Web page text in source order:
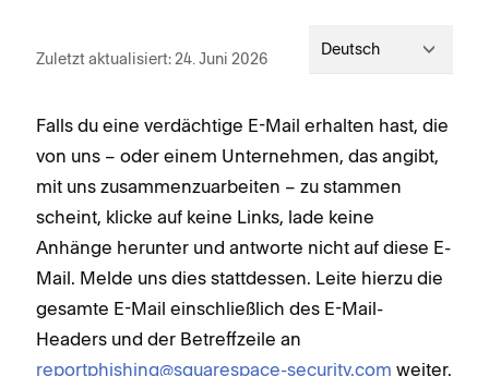
Zuletzt aktualisiert: 24. Juni 2026 Deutsch
Falls du eine verdächtige E-Mail erhalten hast, die
von uns – oder einem Unternehmen, das angibt,
mit uns zusammenzuarbeiten – zu stammen
scheint, klicke auf keine Links, lade keine
Anhänge herunter und antworte nicht auf diese E-
Mail. Melde uns dies stattdessen. Leite hierzu die
gesamte E-Mail einschließlich des E-Mail-
Headers und der Betreffzeile an
reportphishing@squarespace-security.com weiter.